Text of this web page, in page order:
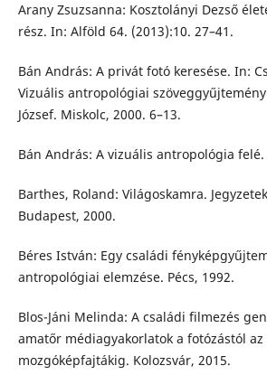
Arany Zsuzsanna: Kosztolányi Dezső
rész. In: Alföld 64. (2013):10. 27–41.
Bán András: A privát fotó keresése. In:
Vizuális antropológiai
József. Miskolc, 2000. 6–13.
Bán András: A vizuális antropológia
Barthes, Roland: Világoskamra.
Budapest, 2000.
Béres István: Egy családi
antropológiai elemzése. Pécs, 1992.
Blos-Jáni Melinda: A családi filmezés
amatőr médiagyakorlatok a fotózástól az
mozgóképfajtákig. Kolozsvár, 2015.